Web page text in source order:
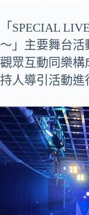
「SPECIAL
～」主要舞台
觀眾互動同樂構
持人導引活動進